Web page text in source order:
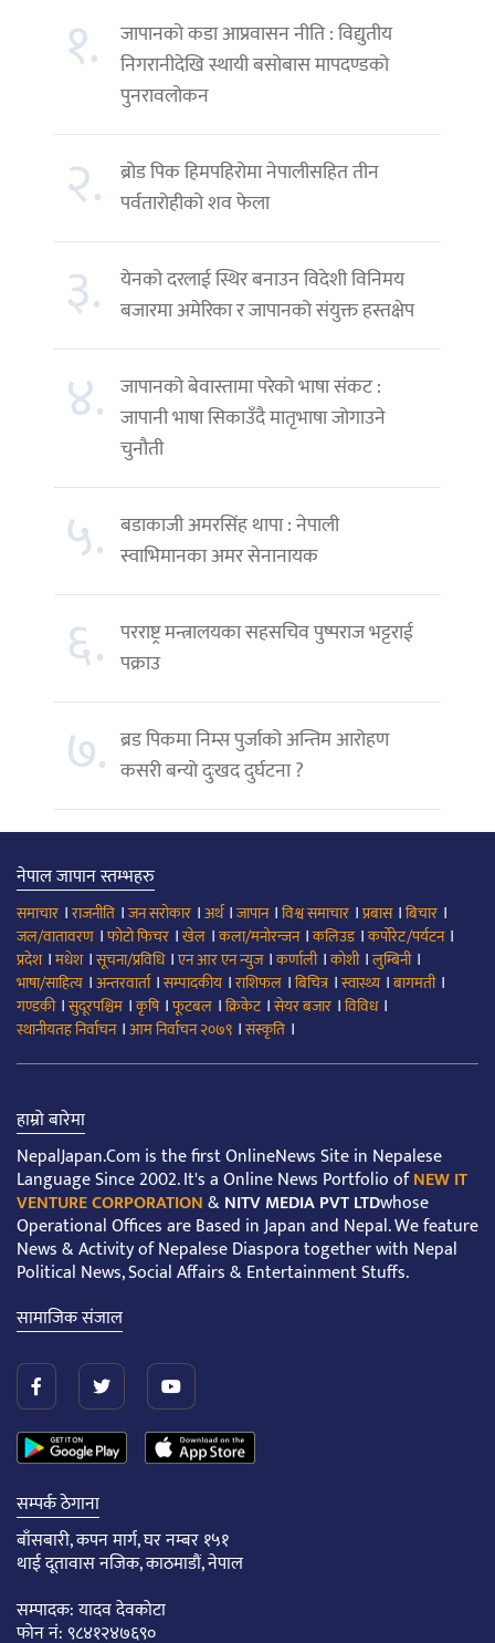
१.
जापानको कडा आप्रवासन नीति : विद्युतीय
निगरानीदेखि स्थायी बसोबास मापदण्डको
पुनरावलोकन
२. ब्रोड पिक हिमपहिरोमा नेपालीसहित तीन
पर्वतारोहीको शव फेला
३.
येनको दरलाई स्थिर बनाउन विदेशी विनिमय
बजारमा अमेरिका र जापानको संयुक्त हस्तक्षेप
४. जापानको बेवास्तामा परेको भाषा संकट :
जापानी भाषा सिकाउँदै मातृभाषा जोगाउने
चुनौती
५. बडाकाजी अमरसिंह थापा : नेपाली
स्वाभिमानका अमर सेनानायक
६. परराष्ट्र मन्त्रालयका सहसचिव पुष्पराज भट्टराई
पक्राउ
७. ब्रड पिकमा निम्स पुर्जाको अन्तिम आरोहण
कसरी बन्यो दुःखद दुर्घटना ?
नेपाल जापान स्तम्भहरु
समाचार ।राजनीति ।जन सरोकार ।अर्थ।जापान।विश्व समाचार ।प्रबास।बिचार ।
जल/वातावरण ।फोटो फिचर ।खेल ।कला/मनोरन्जन।कलिउड।कर्पोरेट/पर्यटन।
प्रदेश।मधेश।सूचना/प्रविधि।एन आर एन न्युज।कर्णाली।कोशी।लुम्बिनी।
भाषा/साहित्य ।अन्तरवार्ता।सम्पादकीय ।राशिफल ।बिचित्र।स्वास्थ्य ।बागमती।
गण्डकी।सुदूरपश्चिम ।कृषि।फूटबल ।क्रिकेट।सेयर बजार ।विविध।
स्थानीयतह निर्वाचन।आम निर्वाचन २०७९ ।संस्कृति ।
हाम्रो बारेमा
NepalJapan.Com is the first OnlineNews Site in Nepalese
Language Since 2002. It's a Online News Portfolio ofNEW IT
VENTURE CORPORATION&NITV MEDIA PVT LTDwhose
Operational Offices are Based in Japan and Nepal. We feature
News & Activity of Nepalese Diaspora together with Nepal
Political News, Social Affairs & Entertainment Stuffs.
सामाजिक संजाल
सम्पर्क ठेगाना
बाँसबारी, कपन मार्ग, घर नम्बर १५१
थाई दूतावास नजिक, काठमाडौं, नेपाल
सम्पादक: यादव देवकोटा
फोन नं: ९८४१२४७६९०